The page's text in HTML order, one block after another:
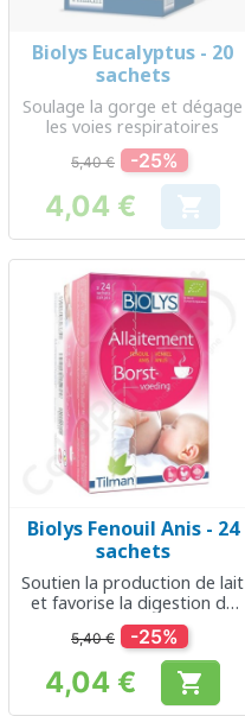
Biolys Eucalyptus - 20
sachets
Soulage la gorge et dégage
les voies respiratoires
5,40 € -25%
Prix
4,04 € 
Biolys Fenouil Anis - 24
sachets
Soutien la production de lait
et favorise la digestion du
bébé
5,40 € -25%
Prix
4,04 € 